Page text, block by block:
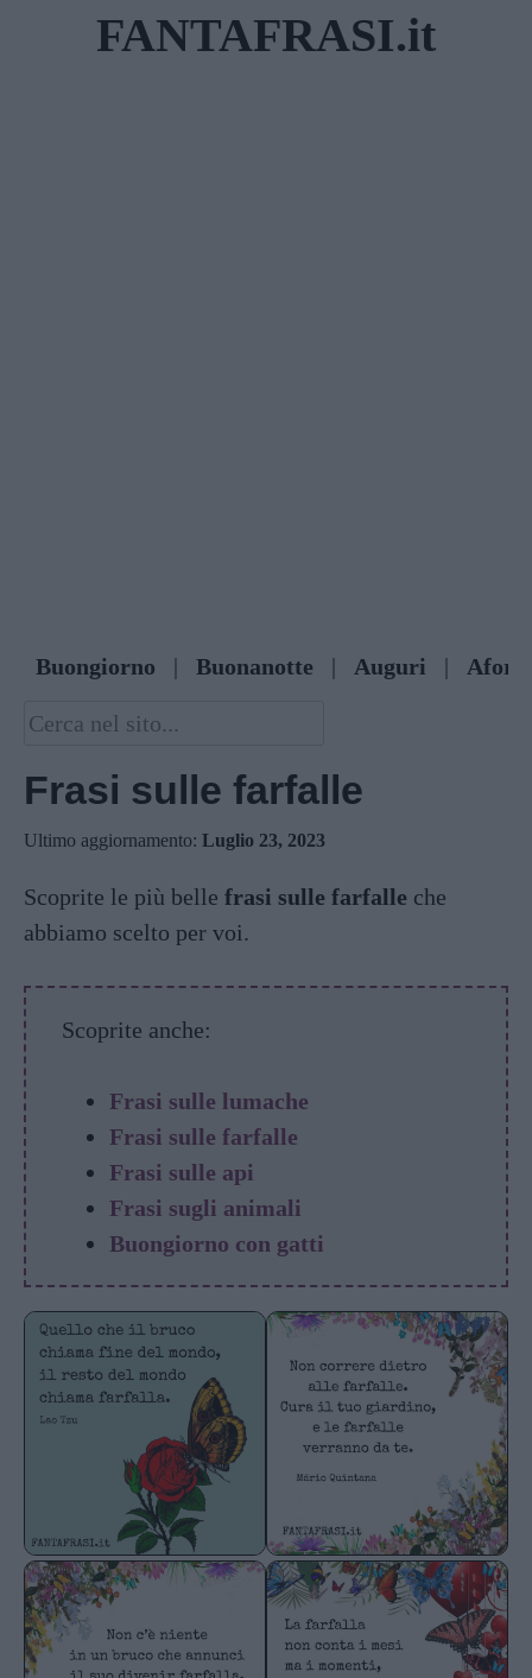
FANTAFRASI.it
Buongiorno | Buonanotte | Auguri |
Frasi sulle farfalle
Ultimo aggiornamento: Luglio 23, 2023
Scoprite le più belle frasi sulle farfalle che
abbiamo scelto per voi.
Scoprite anche:
Frasi sulle lumache
Frasi sulle farfalle
Frasi sulle api
Frasi sugli animali
Buongiorno con gatti